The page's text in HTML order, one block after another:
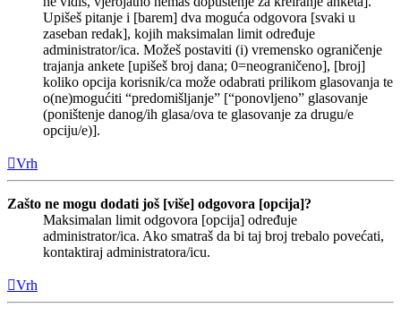
Upišeš pitanje i [barem] dva moguća odgovora [svaki u
zaseban redak], kojih maksimalan limit određuje
administrator/ica. Možeš postaviti (i) vremensko ograničenje
trajanja ankete [upišeš broj dana; 0=neograničeno], [broj]
koliko opcija korisnik/ca može odabrati prilikom glasovanja te
o(ne)mogućiti “predomišljanje” [“ponovljeno” glasovanje
(poništenje danog/ih glasa/ova te glasovanje za drugu/e
opciju/e)].
Vrh
Zašto ne mogu dodati još [više] odgovora [opcija]?
Maksimalan limit odgovora [opcija] određuje
administrator/ica. Ako smatraš da bi taj broj trebalo povećati,
kontaktiraj administratora/icu.
Vrh